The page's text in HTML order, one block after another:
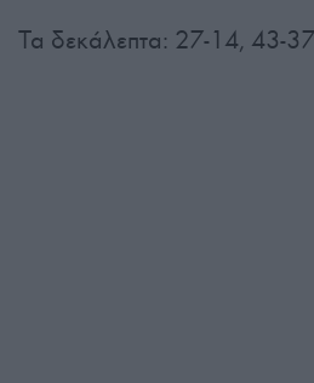
Τα δεκάλεπτα: 27-14, 43-